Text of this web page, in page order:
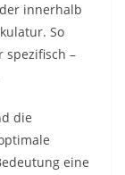
innerhalb
So
spezifisch –
die
eine